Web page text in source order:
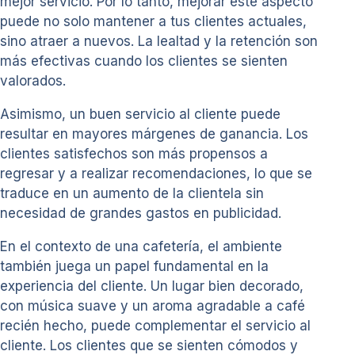
puede no solo mantener a tus clientes actuales,
sino atraer a nuevos. La lealtad y la retención son
más efectivas cuando los clientes se sienten
valorados.
Asimismo, un buen servicio al cliente puede
resultar en mayores márgenes de ganancia. Los
clientes satisfechos son más propensos a
regresar y a realizar recomendaciones, lo que se
traduce en un aumento de la clientela sin
necesidad de grandes gastos en publicidad.
En el contexto de una cafetería, el ambiente
también juega un papel fundamental en la
experiencia del cliente. Un lugar bien decorado,
con música suave y un aroma agradable a café
recién hecho, puede complementar el servicio al
cliente. Los clientes que se sienten cómodos y